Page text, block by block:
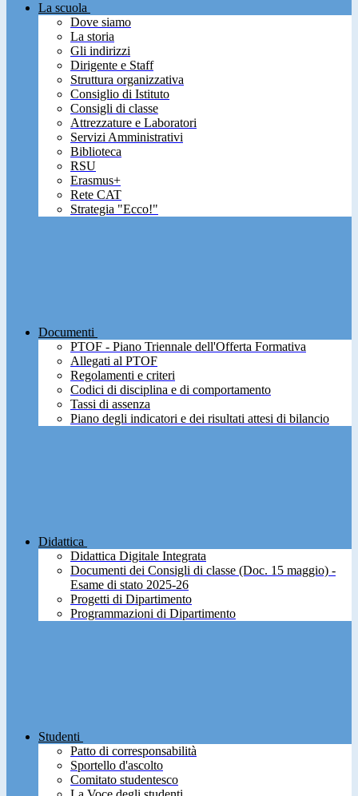
La scuola
Dove siamo
La storia
Gli indirizzi
Dirigente e Staff
Struttura organizzativa
Consiglio di Istituto
Consigli di classe
Attrezzature e Laboratori
Servizi Amministrativi
Biblioteca
RSU
Erasmus+
Rete CAT
Strategia "Ecco!"
Documenti
PTOF - Piano Triennale dell'Offerta Formativa
Allegati al PTOF
Regolamenti e criteri
Codici di disciplina e di comportamento
Tassi di assenza
Piano degli indicatori e dei risultati attesi di bilancio
Didattica
Didattica Digitale Integrata
Documenti dei Consigli di classe (Doc. 15 maggio) -
Esame di stato 2025-26
Progetti di Dipartimento
Programmazioni di Dipartimento
Studenti
Patto di corresponsabilità
Sportello d'ascolto
Comitato studentesco